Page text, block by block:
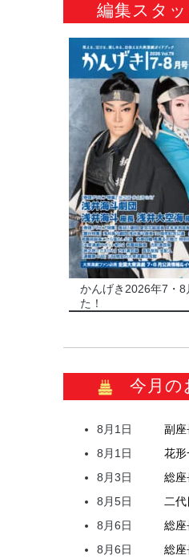
編集スタ
かんげき2026年7・8
た！
今月の
8月1日 副座
8月1日
花形
8月3日
総座
8月5日
二代
8月6日
総座
8月6日
総座